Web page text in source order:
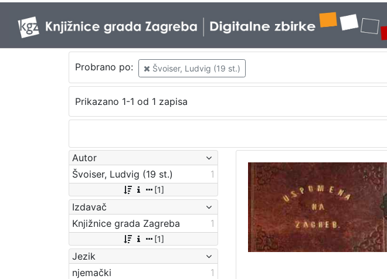
Probrano po: Švoiser, Ludvig (19 st.)
Prikazano 1-1 od 1 zapisa
Autor
Švoiser, Ludvig (19 st.)
1
[1]
Izdavač
Knjižnice grada Zagreba
1
[1]
Jezik
njemački
1